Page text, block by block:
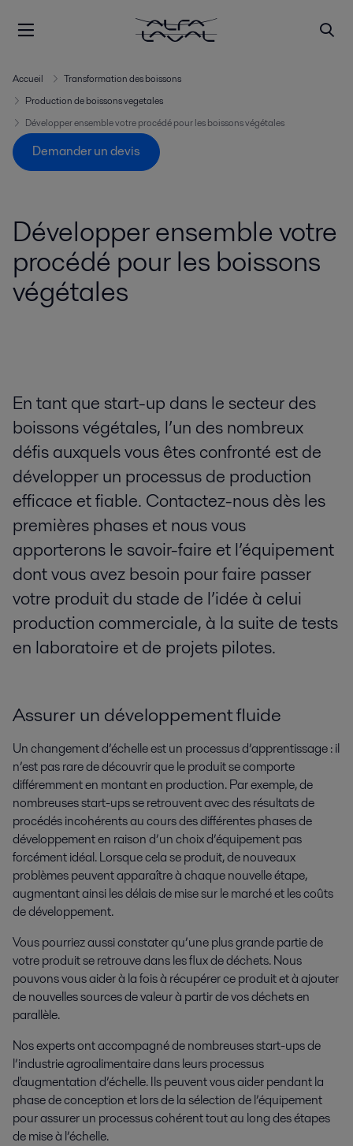
Accueil
Transformation des boissons
Production de boissons vegetales
Développer ensemble votre procédé pour les boissons végétales
Demander un devis
Développer ensemble votre
procédé pour les boissons
végétales
En tant que start-up dans le secteur des
boissons végétales, l’un des nombreux
défis auxquels vous êtes confronté est de
développer un processus de production
efficace et fiable. Contactez-nous dès les
premières phases et nous vous
apporterons le savoir-faire et l’équipement
dont vous avez besoin pour faire passer
votre produit du stade de l’idée à celui
production commerciale, à la suite de tests
en laboratoire et de projets pilotes.
Assurer un développement fluide
Un changement d’échelle est un processus d’apprentissage : il
n’est pas rare de découvrir que le produit se comporte
différemment en montant en production. Par exemple, de
nombreuses start-ups se retrouvent avec des résultats de
procédés incohérents au cours des différentes phases de
développement en raison d’un choix d’équipement pas
forcément idéal. Lorsque cela se produit, de nouveaux
problèmes peuvent apparaître à chaque nouvelle étape,
augmentant ainsi les délais de mise sur le marché et les coûts
de développement.
Vous pourriez aussi constater qu’une plus grande partie de
votre produit se retrouve dans les flux de déchets. Nous
pouvons vous aider à la fois à récupérer ce produit et à ajouter
de nouvelles sources de valeur à partir de vos déchets en
parallèle.
Nos experts ont accompagné de nombreuses start-ups de
l’industrie agroalimentaire dans leurs processus
d'augmentation d’échelle. Ils peuvent vous aider pendant la
phase de conception et lors de la sélection de l’équipement
pour assurer un processus cohérent tout au long des étapes
de mise à l’échelle.